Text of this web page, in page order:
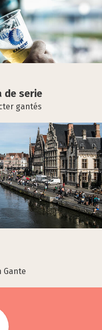
de serie
gantés
Gante